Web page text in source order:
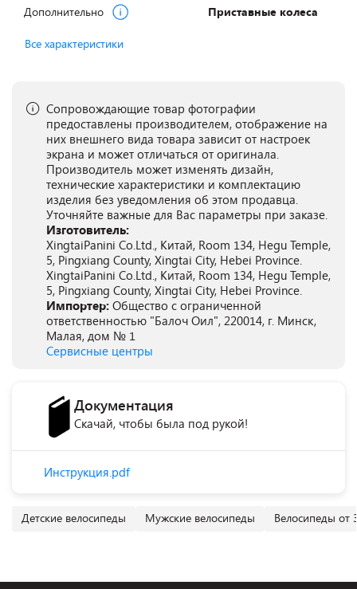
Дополнительно Приставные колеса
Все характеристики
Сопровождающие товар фотографии
предоставлены производителем, отображение на
них внешнего вида товара зависит от настроек
экрана и может отличаться от оригинала.
Производитель может изменять дизайн,
технические характеристики и комплектацию
изделия без уведомления об этом продавца.
Уточняйте важные для Вас параметры при заказе.
Изготовитель:
XingtaiPanini Co.Ltd., Китай, Room 134, Hegu Temple,
5, Pingxiang County, Xingtai City, Hebei Province.
XingtaiPanini Co.Ltd., Китай, Room 134, Hegu Temple,
5, Pingxiang County, Xingtai City, Hebei Province.
Импортер: Общество с ограниченной
ответственностью "Балоч Оил", 220014, г. Минск,
Малая, дом № 1
Сервисные центры
Документация
Скачай, чтобы была под рукой!
Инструкция.pdf
Детские велосипеды Мужские велосипеды Велосипеды от